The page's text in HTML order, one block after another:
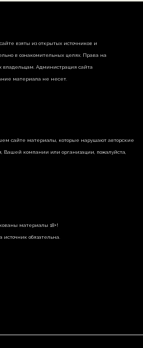
взяты из открытых источников и
в ознакомительных целях. Права на
Администрация сайта
материала не несет.
сайте материалы, которые нарушают авторские
компании или организации, пожалуйста,
материалы 18+!
обязательна.